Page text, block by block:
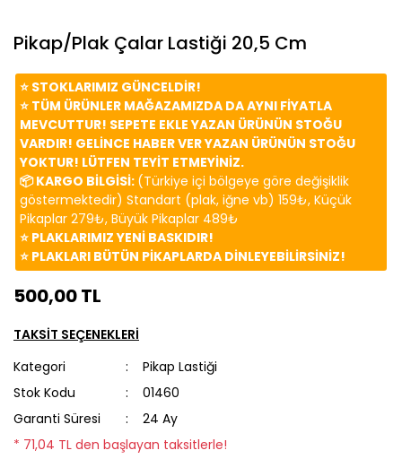
Pikap/Plak Çalar Lastiği 20,5 Cm
⭐️ STOKLARIMIZ GÜNCELDİR!
⭐️ TÜM ÜRÜNLER MAĞAZAMIZDA DA AYNI FİYATLA
MEVCUTTUR! SEPETE EKLE YAZAN ÜRÜNÜN STOĞU
VARDIR! GELİNCE HABER VER YAZAN ÜRÜNÜN STOĞU
YOKTUR! LÜTFEN TEYİT ETMEYİNİZ.
📦 KARGO BİLGİSİ: (Türkiye içi bölgeye göre değişiklik
göstermektedir) Standart (plak, iğne vb) 159₺, Küçük
Pikaplar 279₺, Büyük Pikaplar 489₺
⭐️ PLAKLARIMIZ YENİ BASKIDIR!
⭐️ PLAKLARI BÜTÜN PİKAPLARDA DİNLEYEBİLİRSİNİZ!
500,00 TL
TAKSİT SEÇENEKLERİ
Kategori
Pikap Lastiği
Stok Kodu
01460
Garanti Süresi
24 Ay
* 71,04 TL den başlayan taksitlerle!